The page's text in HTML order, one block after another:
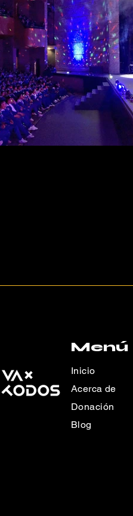
Menú
Inicio
Acerca de
Donación
Blog